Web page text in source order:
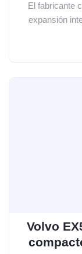
El fabricante
expansión
Volvo